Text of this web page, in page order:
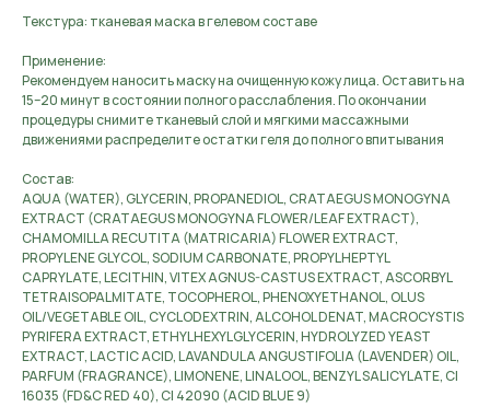
Текстура: тканевая маска в гелевом составе
Применение:
Рекомендуем наносить маску на очищенную кожу лица. Оставить на
15–20 минут в состоянии полного расслабления. По окончании
процедуры снимите тканевый слой и мягкими массажными
движениями распределите остатки геля до полного впитывания
Состав:
AQUA (WATER), GLYCERIN, PROPANEDIOL, CRATAEGUS MONOGYNA
EXTRACT (CRATAEGUS MONOGYNA FLOWER/LEAF EXTRACT),
CHAMOMILLA RECUTITA (MATRICARIA) FLOWER EXTRACT,
PROPYLENE GLYCOL, SODIUM CARBONATE, PROPYLHEPTYL
CAPRYLATE, LECITHIN, VITEX AGNUS-CASTUS EXTRACT, ASCORBYL
TETRAISOPALMITATE, TOCOPHEROL, PHENOXYETHANOL, OLUS
OIL/VEGETABLE OIL, CYCLODEXTRIN, ALCOHOL DENAT, MACROCYSTIS
PYRIFERA EXTRACT, ETHYLHEXYLGLYCERIN, HYDROLYZED YEAST
EXTRACT, LACTIC ACID, LAVANDULA ANGUSTIFOLIA (LAVENDER) OIL,
PARFUM (FRAGRANCE), LIMONENE, LINALOOL, BENZYL SALICYLATE, CI
16035 (FD&C RED 40), CI 42090 (ACID BLUE 9)